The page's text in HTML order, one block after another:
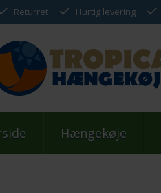
Returret Hurtig levering
Hængekøje